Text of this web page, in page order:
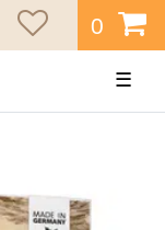
0
☰